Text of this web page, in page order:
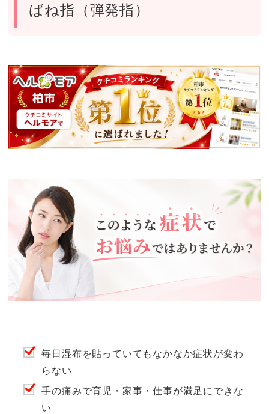
ばね指（弾発指）
毎日湿布を貼っていてもなかなか症状が変わ
らない
手の痛みで育児・家事・仕事が満足にできな
い